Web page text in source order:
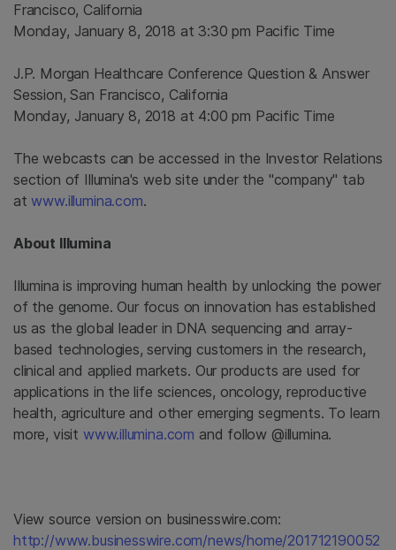
Francisco, California
Monday, January 8, 2018 at 3:30 pm Pacific Time
J.P. Morgan Healthcare Conference Question & Answer
Session,San Francisco, California
Monday, January 8, 2018 at 4:00 pm Pacific Time
The webcasts can be accessed in the Investor Relations
section of Illumina's web site under the "company" tab
atwww.illumina.com.
About Illumina
Illumina is improving human health by unlocking the power
of the genome. Our focus on innovation has established
us as the global leader in DNA sequencing and array-
based technologies, serving customers in the research,
clinical and applied markets. Our products are used for
applications in the life sciences, oncology, reproductive
health, agriculture and other emerging segments. To learn
more, visit www.illumina.com and follow @illumina.
View source version on businesswire.com:
http://www.businesswire.com/news/home/201712190052